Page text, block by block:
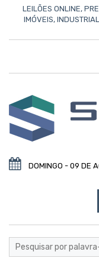
LEILÕES ONLINE,
IMÓVEIS,
DOMINGO - 09 DE